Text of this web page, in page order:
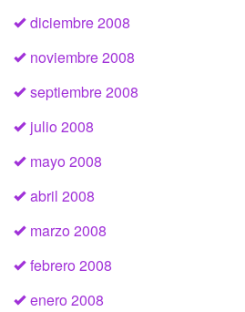
diciembre 2008
noviembre 2008
septiembre 2008
julio 2008
mayo 2008
abril 2008
marzo 2008
febrero 2008
enero 2008